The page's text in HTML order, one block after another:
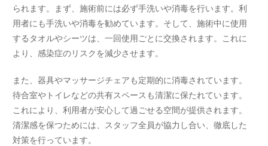
られます。まず、施術前には必ず手洗いや消毒を行います。利
用者にも手洗いや消毒を勧めています。そして、施術中に使用
するタオルやシーツは、一回使用ごとに交換されます。これに
より、感染症のリスクを減少させます。
また、器具やマッサージチェアも定期的に消毒されています。
待合室やトイレなどの共有スペースも清潔に保たれています。
これにより、利用者が安心して過ごせる空間が提供されます。
清潔感を保つためには、スタッフ全員が協力し合い、徹底した
対策を行っています。